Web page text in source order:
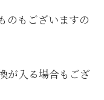
のもございますの
が入る場合もござ